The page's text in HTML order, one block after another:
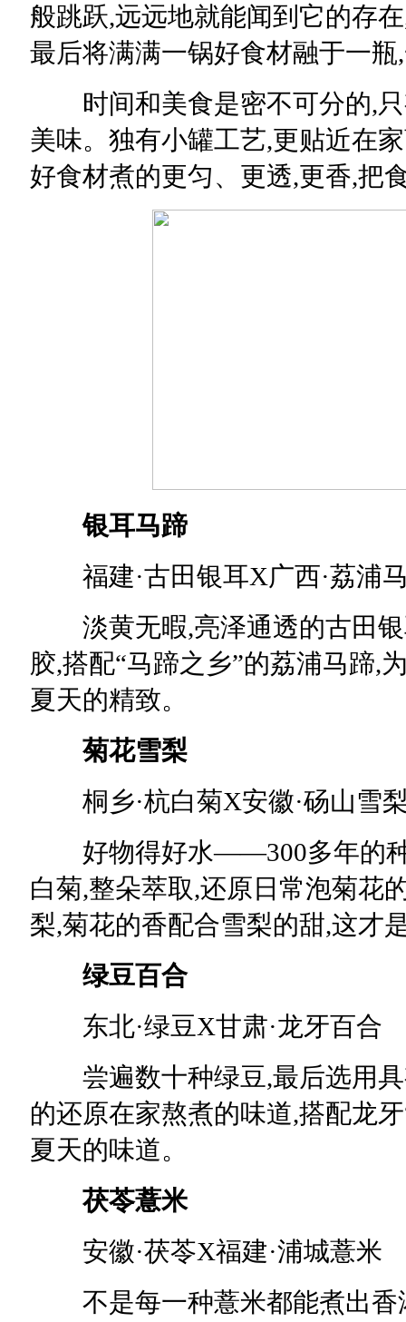
般跳跃,远远地就能闻到它的存
最后将满满一锅好食材融于一
时间和美食是密不可分的,只
美味。独有小罐工艺,更贴近在
好食材煮的更匀、更透,更香,把
银耳马蹄
福建·古田银耳X广西·荔浦
淡黄无暇,亮泽通透的古田银
胶,搭配“马蹄之乡”的荔浦马蹄,
夏天的精致。
菊花雪梨
桐乡·杭白菊X安徽·砀山雪
好物得好水——300多年的种
白菊,整朵萃取,还原日常泡菊花
梨,菊花的香配合雪梨的甜,这才
绿豆百合
东北·绿豆X甘肃·龙牙百合
尝遍数十种绿豆,最后选用具
的还原在家熬煮的味道,搭配龙
夏天的味道。
茯苓薏米
安徽·茯苓X福建·浦城薏米
不是每一种薏米都能煮出香